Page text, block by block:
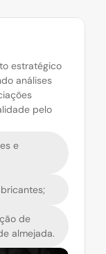
estratégico
análises
pelo
e
de
almejada.